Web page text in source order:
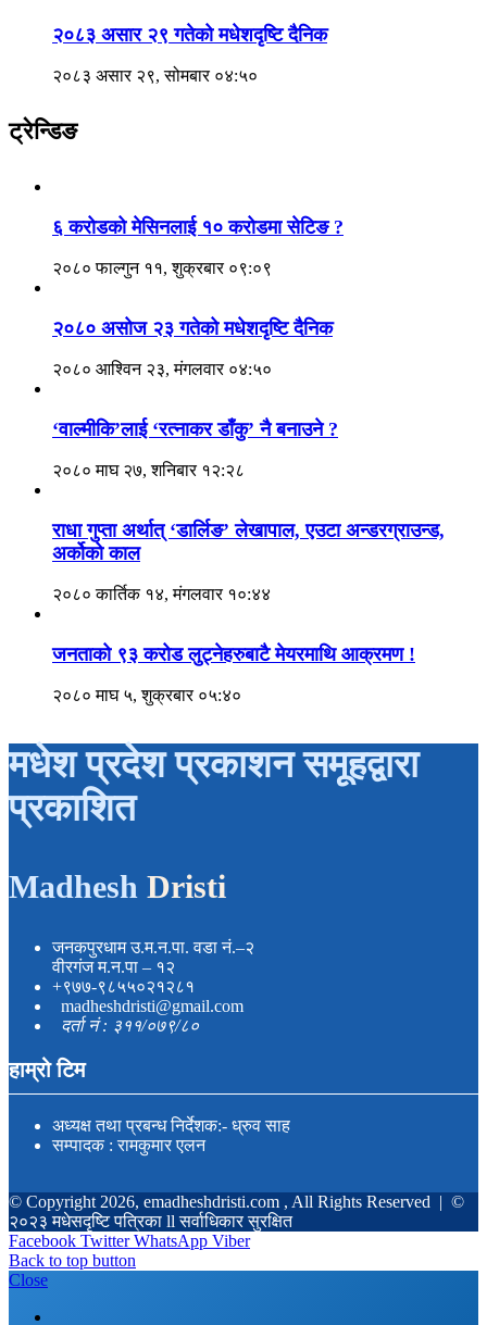
२०८३ असार २९ गतेको मधेशदृष्टि दैनिक
२०८३ असार २९, सोमबार ०४:५०
ट्रेन्डिङ
६ करोडको मेसिनलाई १० करोडमा सेटिङ ?
२०८० फाल्गुन ११, शुक्रबार ०९:०९
२०८० असोज २३ गतेको मधेशदृष्टि दैनिक
२०८० आश्विन २३, मंगलवार ०४:५०
‘वाल्मीकि’लाई ‘रत्नाकर डाँकु’ नै बनाउने ?
२०८० माघ २७, शनिबार १२:२८
राधा गुप्ता अर्थात् ‘डार्लिङ’ लेखापाल, एउटा अन्डरग्राउन्ड,
अर्कोको काल
२०८० कार्तिक १४, मंगलवार १०:४४
जनताको ९३ करोड लुट्नेहरुबाटै मेयरमाथि आक्रमण !
२०८० माघ ५, शुक्रबार ०५:४०
मधेश प्रदेश प्रकाशन समूहद्वारा
प्रकाशित
Madhesh Dristi
जनकपुरधाम उ.म.न.पा. वडा नं.–२
वीरगंज म.न.पा – १२
+९७७-९८५५०२१२८१
madheshdristi@gmail.com
दर्ता नं : ३११/०७९/८०
हाम्रो टिम
अध्यक्ष तथा प्रबन्ध निर्देशक:- ध्रुव साह
सम्पादक : रामकुमार एलन
© Copyright 2026, emadheshdristi.com , All Rights Reserved | ©
२०२३ मधेसदृष्टि पत्रिका ll सर्वाधिकार सुरक्षित
Facebook Twitter WhatsApp Viber
Back to top button
Close